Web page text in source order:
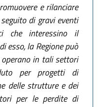
e rilanciare
di gravi eventi
che interessino il
esso, la Regione può
operano in tali settori
per progetti di
delle strutture e dei
per le perdite di